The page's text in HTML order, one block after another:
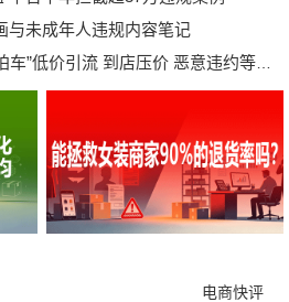
与未成年人违规内容笔记
电商快评